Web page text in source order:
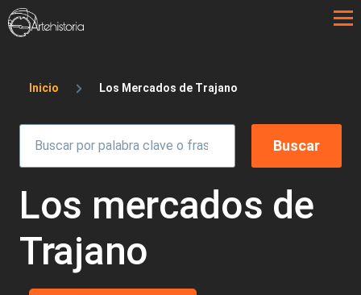
Pasar al contenido principal
Sobrescribir enlaces de ayuda a la
Inicio Los Mercados de Trajano
Los mercados de
Trajano